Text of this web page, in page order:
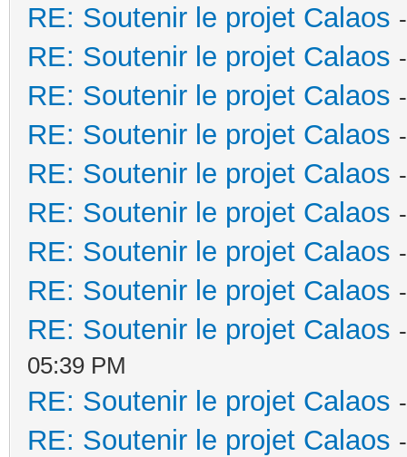
RE: Soutenir le projet Calaos
RE: Soutenir le projet Calaos
RE: Soutenir le projet Calaos
RE: Soutenir le projet Calaos
RE: Soutenir le projet Calaos
RE: Soutenir le projet Calaos
RE: Soutenir le projet Calaos
RE: Soutenir le projet Calaos
RE: Soutenir le projet Calaos
05:39 PM
RE: Soutenir le projet Calaos
RE: Soutenir le projet Calaos